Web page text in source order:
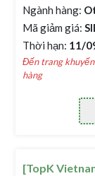
Ngành hàng:
Mã giảm giá:
Thời hạn: 11/
Đến trang
hàng
[TopK